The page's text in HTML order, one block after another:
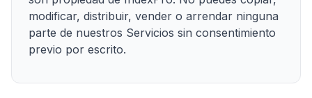
modificar, distribuir, vender o arrendar ninguna
parte de nuestros Servicios sin consentimiento
previo por escrito.